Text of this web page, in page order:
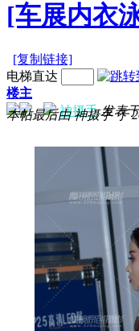
[车展内衣
[复制链接]
电梯直达
楼主
神摄手 发表
本帖最后由 神摄手 于